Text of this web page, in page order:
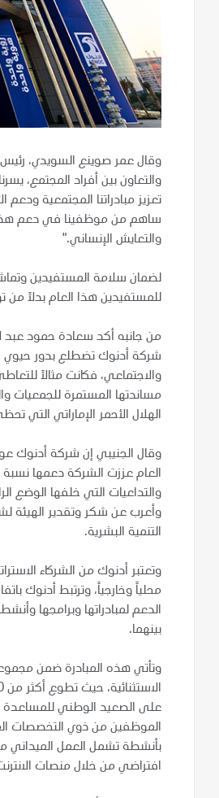
وقال عمر صوينع السويدي، رئيس
والتعاون بين أفراد المجتمع،
تعزيز مبادراتنا المجتمعية
ساهم من موظفينا في دعم هذه
والتعايش الإنساني."
لضمان سلامة المستفيدين
للمستفيدين هذا العام بدلاً من
من جانبه أكد سعادة حمود عبد
شركة أدنوك تضطلع بدور حيوي
والاجتماعي، فكانت مثالاً
مساندتها المستمرة للجمعيات
الهلال الأحمر الإماراتي التي
وقال الجنيبي إن شركة أدنوك
والتداعيات التي خلفها الوضع
وأعرب عن شكر وتقدير الهيئة
التنمية البشرية.
وتعتبر أدنوك من الشركاء
محلياً وخارجياً، وترتبط أدنوك
الدعم لمبادراتها وبرامجها
بينهما.
وتأتي هذه المبادرة ضمن
الموظفين من ذوي التخصصات
بأنشطة تشمل العمل الميداني
افتراضي من خلال منصات